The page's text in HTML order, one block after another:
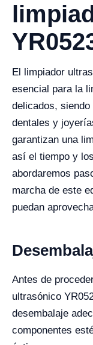
El limpiador
esencial para la
delicados,
dentales y
garantizan una
así el tiempo y
abordaremos
marcha de este
puedan
Antes de
ultrasónico
desembalaje
componentes